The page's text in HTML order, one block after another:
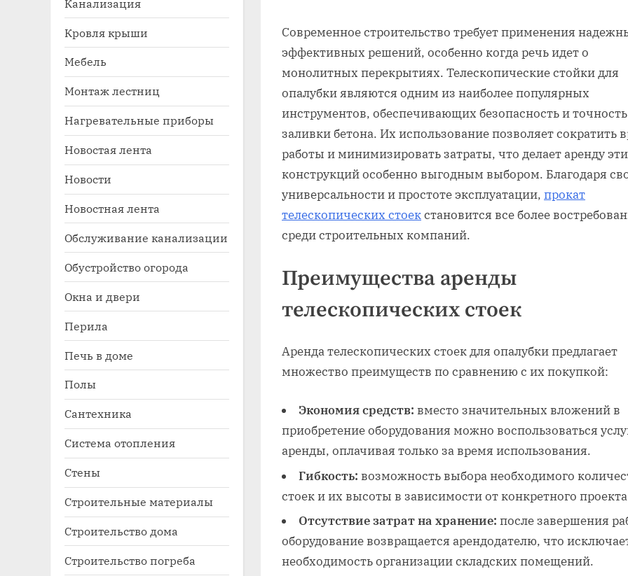
sub-
Современное строительство требует применения
эффективных решений, особенно когда речь идет о
монолитных перекрытиях. Телескопические стойки для
опалубки являются одним из наиболее популярных
инструментов, обеспечивающих безопасность и точность
заливки бетона. Их использование позволяет сократить
работы и минимизировать затраты, что делает аренду
конструкций особенно выгодным выбором. Благодаря
универсальности и простоте эксплуатации, прокат
телескопических стоекстановится все более
среди строительных компаний.
Преимущества аренды
телескопических стоек
Аренда телескопических стоек для опалубки предлагает
множество преимуществ по сравнению с их покупкой:
Экономия средств: вместо значительных вложений в
приобретение оборудования можно воспользоваться
аренды, оплачивая только за время использования.
Гибкость: возможность выбора необходимого
стоек и их высоты в зависимости от конкретного
Отсутствие затрат на хранение: после завершения
оборудование возвращается арендодателю, что
необходимость организации складских помещений.
Кровля крыши
Мебель
Монтаж лестниц
Нагревательные приборы
Новостая лента
Новости
Новостная лента
Обслуживание канализации
Обустройство огорода
Окна и двери
Перила
Печь в доме
Полы
Сантехника
Система отопления
Стены
Строительные материалы
Строительство дома
Строительство погреба